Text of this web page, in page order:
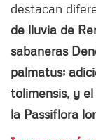
destacan
de lluvia de
sabaneras
palmatus;
tolimensis, y
la Passiflora